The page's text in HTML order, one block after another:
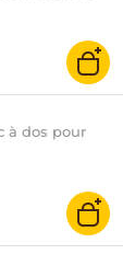
à dos pour